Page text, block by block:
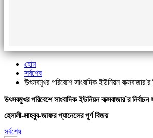
হোম
সর্বশেষ
উৎসবমুখর পরিবেশে সাংবাদিক ইউনিয়ন কক্সবাজার’র
উৎসবমুখর পরিবেশে সাংবাদিক ইউনিয়ন কক্সবাজার’র
হেলালী-মাহবুব-জাফর প্যানেলের পূর্ণ বিজয়
সর্বশেষ